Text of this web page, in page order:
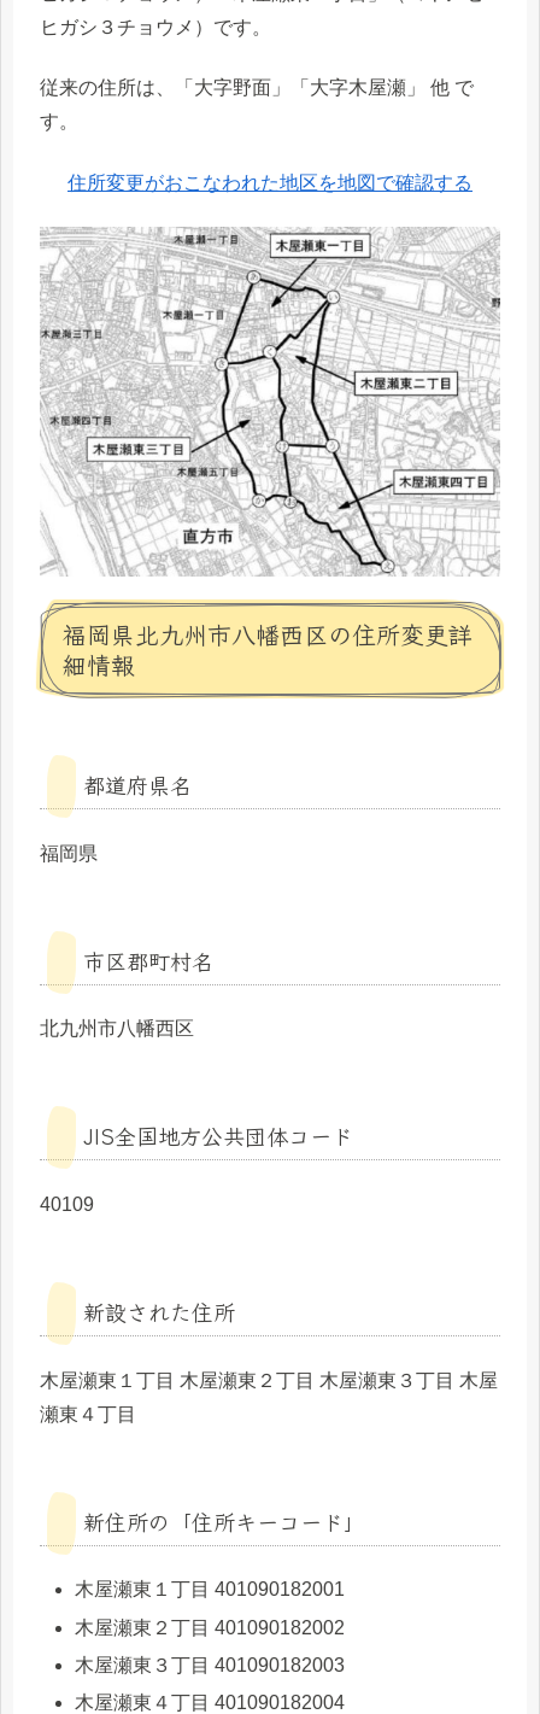
ヒガシ３チョウメ）です。
従来の住所は、「大字野面」「大字木屋瀬」 他 で
す。
住所変更がおこなわれた地区を地図で確認する
福岡県北九州市八幡西区の住所変更詳
細情報
都道府県名
福岡県
市区郡町村名
北九州市八幡西区
JIS全国地方公共団体コード
40109
新設された住所
木屋瀬東１丁目 木屋瀬東２丁目 木屋瀬東３丁目 木屋
瀬東４丁目
新住所の「住所キーコード」
木屋瀬東１丁目 401090182001
木屋瀬東２丁目 401090182002
木屋瀬東３丁目 401090182003
木屋瀬東４丁目 401090182004